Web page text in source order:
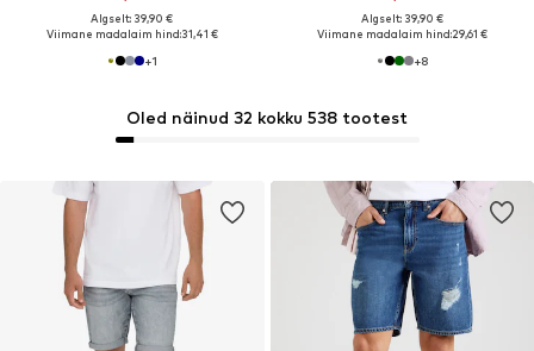
Algselt: 39,90 €
Viimane madalaim hind:31,41 €
+1
Algselt: 39,90 €
Viimane madalaim hind:29,61 €
+8
Oled näinud 32 kokku 538 tootest